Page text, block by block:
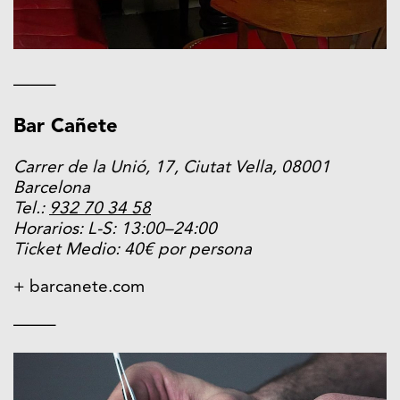
——–
Bar Cañete
Carrer de la Unió, 17, Ciutat Vella, 08001
Barcelona
Tel.: 932 70 34 58
Horarios: L-S: 13:00–24:00
Ticket Medio: 40€ por persona
+ barcanete.com
——–